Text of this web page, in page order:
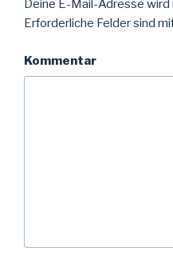
Deine E-Mail-Adresse
Erforderliche Felder sind
Kommentar